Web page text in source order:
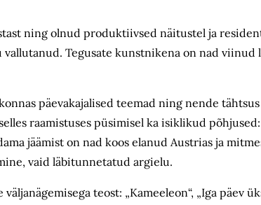
ning olnud produktiivsed näitustel ja
Tegusate kunstnikena on nad viinud
päevakajalised teemad ning nende tähtsus
raamistuses püsimisel ka isiklikud
jäämist on nad koos elanud Austrias ja
vaid läbitunnetatud argielu.
teost: „Kameeleon“, „Iga päev